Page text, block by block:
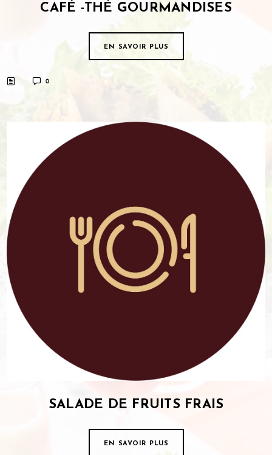
CAFÉ -THÉ GOURMANDISES
EN SAVOIR PLUS
0
SALADE DE FRUITS FRAIS
EN SAVOIR PLUS